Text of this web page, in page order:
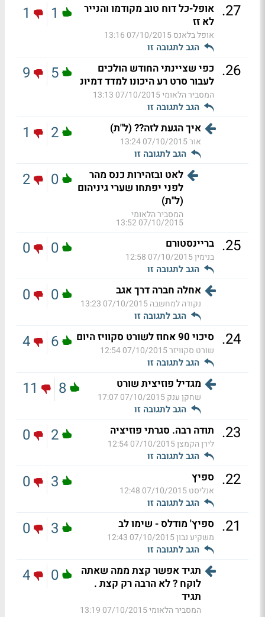
27
. אופל-כל דוח טוב מקודמו והנייר
לא זז
אופל בלאנס07/10/2015 13:16
הגב לתגובה זו
1
1
26
. כפי שציינתי החודש הולכים
לעבור סרט רע היכונו למדד דמיונ
המסביר הלאומי07/10/2015 13:13
הגב לתגובה זו
5
9
איך הגעת לזה?? (ל"ת)
אור07/10/2015 13:24
הגב לתגובה זו
2
1
לאט ובזהירות כנס מהר
לפני יפתחו שערי גיניהום
(ל"ת)
המסביר הלאומי
07/10/2015 13:52
0
2
25
. בריינסטורם
בנימין07/10/2015 12:58
הגב לתגובה זו
0
0
אחלה חברה דרך אגב
נקודה למחשבה07/10/2015 13:23
הגב לתגובה זו
0
0
24
. סיכוי 90 אחוז לשורט סקוויז היום
שורט סקוויזר07/10/2015 12:54
הגב לתגובה זו
6
4
מגדיל פוזיצית שורט
שחקן ענק07/10/2015 17:07
הגב לתגובה זו
8
11
23
. תודה רבה. סגרתי פוזיציה
לירן הקמצן07/10/2015 12:54
הגב לתגובה זו
2
0
22
. ספיץ
אנליסט07/10/2015 12:48
הגב לתגובה זו
3
0
21
. ספיץ' מודלס - שימו לב
משקיע נבון07/10/2015 12:43
הגב לתגובה זו
3
0
תגיד אפשר קצת ממה שאתה
לוקח ? לא הרבה רק קצת .
תגיד
המסביר הלאומי07/10/2015 13:19
0
4